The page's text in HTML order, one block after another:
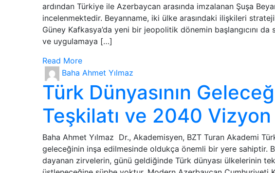
ardından Türkiye ile Azerbaycan arasında imzalanan Şuşa
incelenmektedir. Beyanname, iki ülke arasındaki ilişkileri
Güney Kafkasya’da yeni bir jeopolitik dönemin başlangıcını
ve uygulamaya […]
Read More
Baha Ahmet Yılmaz
Türk Dünyasının
Teşkilatı ve 2040
Baha Ahmet Yılmaz Dr., Akademisyen, BZT Turan Akademi
geleceğinin inşa edilmesinde oldukça önemli bir yere sahiptir.
dayanan zirvelerin, günü geldiğinde Türk dünyası ülkelerinin